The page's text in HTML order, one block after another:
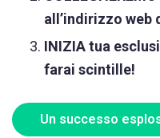
all’indirizzo web
INIZIA tua
farai scintille!
Un successo